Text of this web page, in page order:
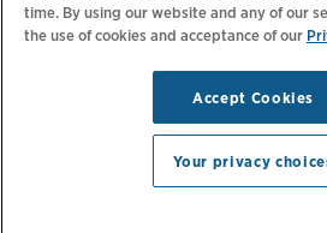
Copyright © 2026 ChargePoint, Inc.
time. By using our website and any of our
the use of cookies and acceptance of our
Accept Cookies
Your privacy